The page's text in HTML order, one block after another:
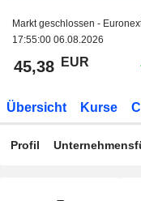
Markt geschlossen -
17:55:00 06.08.2026
45,38 EUR
Übersicht Kurse
Profil